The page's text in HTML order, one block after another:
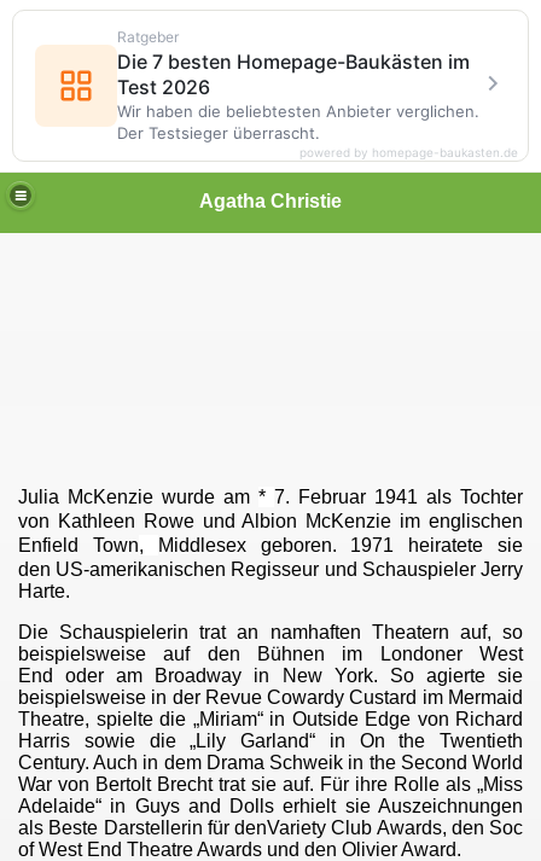
Agatha Christie
Julia McKenzie wurde am * 7. Februar 1941 als Tochter
von Kathleen Rowe und Albion McKenzie im englischen
Enfield Town,
Middlesex geboren. 1971 heiratete sie
den US-amerikanischen Regisseur und Schauspieler Jerry
Harte.
Die Schauspielerin trat an namhaften Theatern auf, so
beispielsweise auf den Bühnen im Londoner West
End oder am Broadway in New York. So agierte sie
beispielsweise in der Revue Cowardy Custard im Mermaid
Theatre, spielte die „Miriam“ in Outside Edge von Richard
Harris sowie die „Lily Garland“ in On the Twentieth
Century. Auch in dem Drama Schweik in the Second World
War von Bertolt Brecht trat sie auf. Für ihre Rolle als „Miss
Adelaide“ in Guys and Dolls erhielt sie Auszeichnungen
als Beste Darstellerin für denVariety Club Awards, den Soc
of West End Theatre Awards und den Olivier Award.
Ratgeber
Die 7 besten Homepage-Baukästen im
Test 2026
Wir haben die beliebtesten Anbieter verglichen.
Der Testsieger überrascht.
powered by homepage-baukasten.de